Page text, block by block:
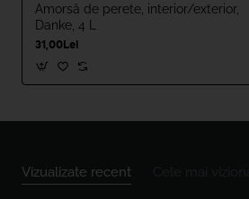
Amorsă de perete, interior/exterior,
Danke, 4 L
31,00Lei
Vizualizate recent